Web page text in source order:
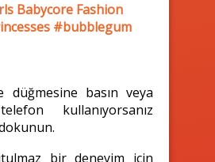
Babycore Fashion
#bubblegum
düğmesine basın veya
kullanıyorsanız
bir deneyim için